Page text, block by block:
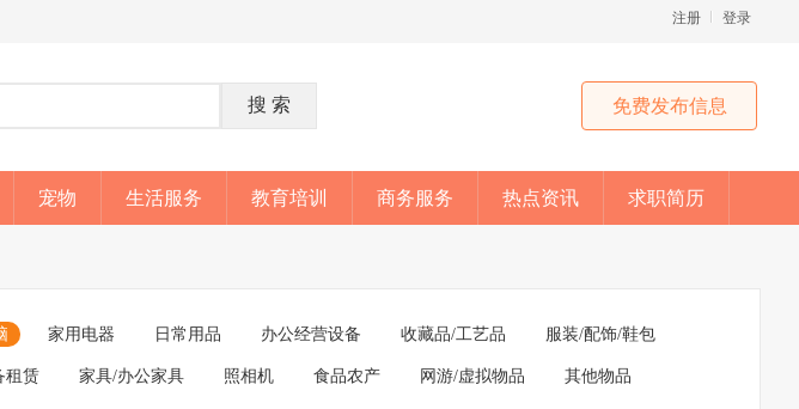
登录
注册
免费发布信息
宠物 生活服务 教育培训 商务服务 热点资讯 求职简历
家用电器 日常用品 办公经营设备 收藏品/工艺品 服装/配饰/鞋包
租赁 家具/办公家具 照相机 食品农产 网游/虚拟物品 其他物品